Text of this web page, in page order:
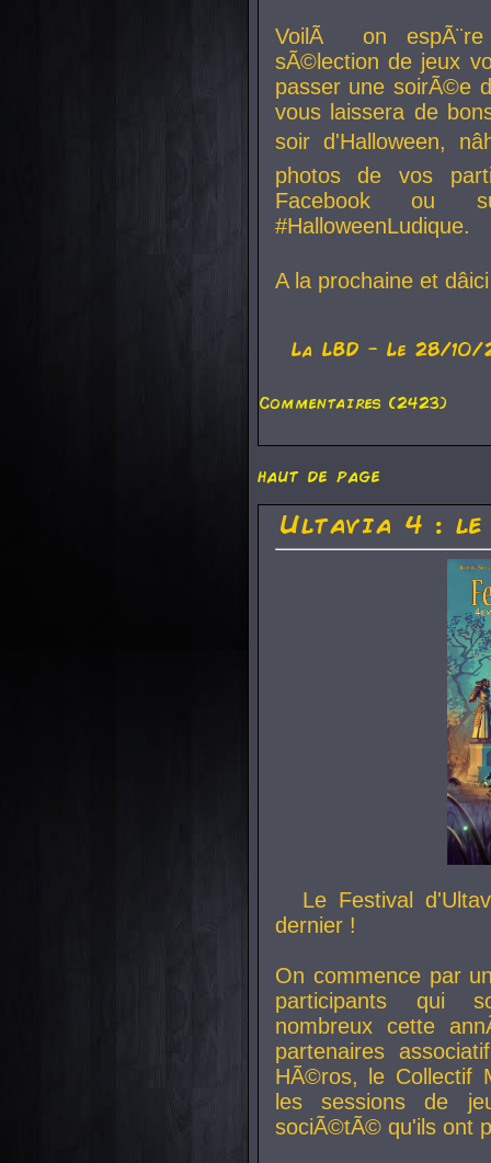
VoilÃ on
sÃ©lection de jeux
passer une soirÃ©e
vous laissera de
soir d'Halloween,
photos de vos
Facebook ou
#HalloweenLudique.
A la prochaine et
La LBD - Le 28/10/
Commentaires (2423)
haut de page
Ultavia 4 :
Le Festival
dernier !
On commence par
participants qui
nombreux cette
partenaires
HÃ©ros, le Collectif
les sessions de
sociÃ©tÃ© qu'ils ont